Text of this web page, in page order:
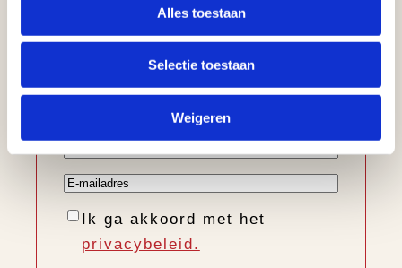
Alles toestaan
Selectie toestaan
Weigeren
E-
mailadres
Instemming
Ik ga akkoord met het
privacybeleid.